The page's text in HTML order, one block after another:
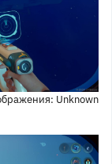
Unknown